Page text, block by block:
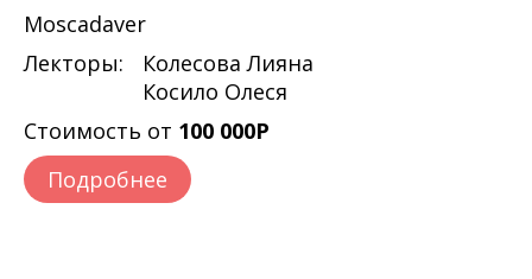
Moscadaver
Лекторы:
Колесова Лияна
Косило Олеся
Стоимость от 100 000Р
Подробнее